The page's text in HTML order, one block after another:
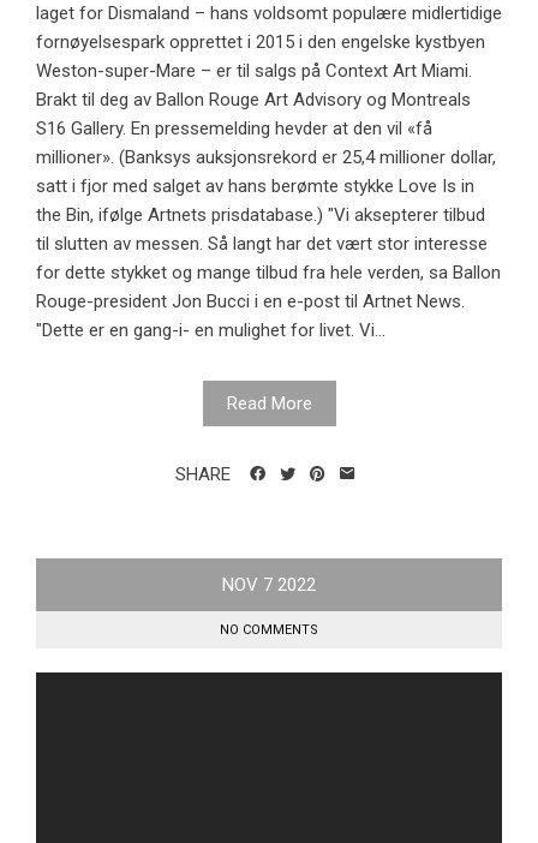
laget for Dismaland – hans voldsomt populære midlertidige
fornøyelsespark opprettet i 2015 i den engelske kystbyen
Weston-super-Mare – er til salgs på Context Art Miami.
Brakt til deg av Ballon Rouge Art Advisory og Montreals
S16 Gallery. En pressemelding hevder at den vil «få
millioner». (Banksys auksjonsrekord er 25,4 millioner dollar,
satt i fjor med salget av hans berømte stykke Love Is in
the Bin, ifølge Artnets prisdatabase.) "Vi aksepterer tilbud
til slutten av messen. Så langt har det vært stor interesse
for dette stykket og mange tilbud fra hele verden, sa Ballon
Rouge-president Jon Bucci i en e-post til Artnet News.
"Dette er en gang-i- en mulighet for livet. Vi...
Read More
SHARE
NOV 7 2022
NO COMMENTS